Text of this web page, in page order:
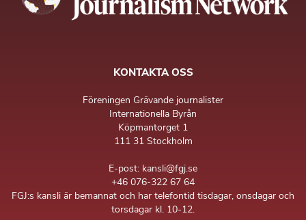
KONTAKTA OSS
Föreningen Grävande journalister
Internationella Byrån
Köpmantorget 1
111 31 Stockholm
E-post: kansli@fgj.se
+46 076-322 67 64
FGJ:s kansli är bemannat och har telefontid tisdagar, onsdagar och
torsdagar kl. 10-12.